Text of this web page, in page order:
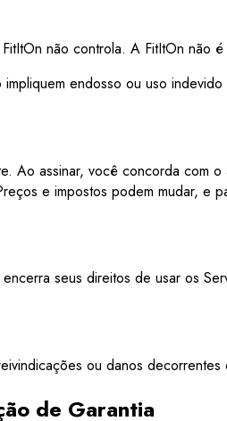
não controla. A FitItOn não
endosso ou uso
Ao assinar, você concorda
e impostos podem mudar, e
seus direitos de usar os
ou danos
de Garantia